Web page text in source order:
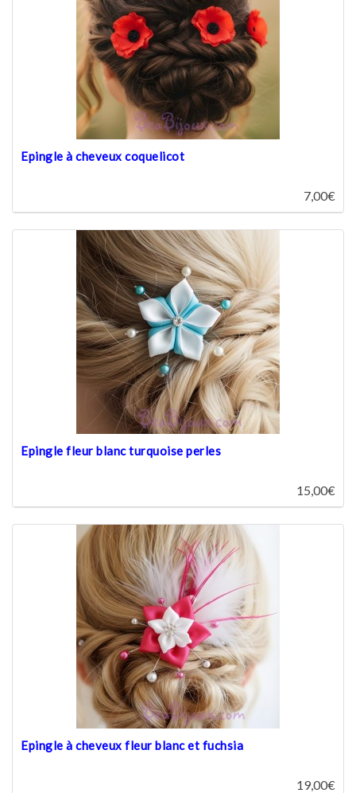
Epingle à cheveux coquelicot
7,00€
Epingle fleur blanc turquoise perles
15,00€
Epingle à cheveux fleur blanc et fuchsia
19,00€